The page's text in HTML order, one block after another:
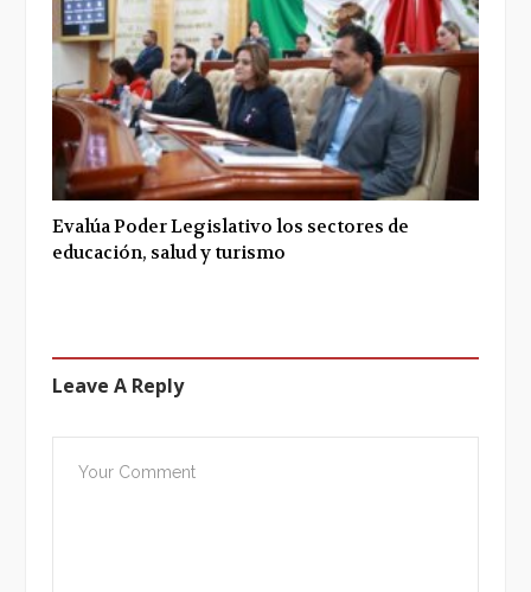
Evalúa Poder Legislativo los sectores de
educación, salud y turismo
Leave A Reply